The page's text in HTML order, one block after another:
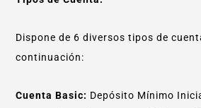
Dispone de 6 diversos tipos de
continuación:
Cuenta Basic: Depósito Mínimo